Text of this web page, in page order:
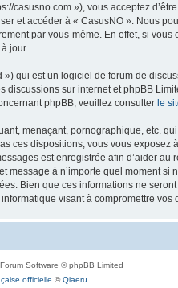
casusno.com »), vous acceptez
et accéder à « CasusNO ». Nous
par vous-même. En effet, si
jour.
qui est un logiciel de forum de
sur internet et phpBB
phpBB, veuillez consulter le
menaçant, pornographique, etc.
dispositions, vous vous
est enregistrée afin d’aider
à n’importe quel moment
Bien que ces informations ne
visant à compromettre vos
Software © phpBB Limited
officielle ©Qiaeru